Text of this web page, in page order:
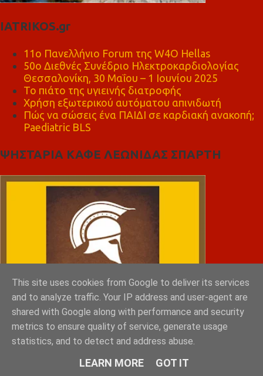
IATRIKOS.gr
11ο Πανελλήνιο Forum της W4O Hellas
50ο Διεθνές Συνέδριο Ηλεκτροκαρδιολογίας
Θεσσαλονίκη, 30 Μαΐου – 1 Ιουνίου 2025
Το πιάτο της υγιεινής διατροφής
Χρήση εξωτερικού αυτόματου απινιδωτή
Πώς να σώσεις ένα ΠΑΙΔΙ σε καρδιακή ανακοπή;
Paediatric BLS
ΨΗΣΤΑΡΙΑ ΚΑΦΕ ΛΕΩΝΙΔΑΣ ΣΠΑΡΤΗ
This site uses cookies from Google to deliver its services
and to analyze traffic. Your IP address and user-agent are
shared with Google along with performance and security
metrics to ensure quality of service, generate usage
statistics, and to detect and address abuse.
LEARN MORE GOT IT